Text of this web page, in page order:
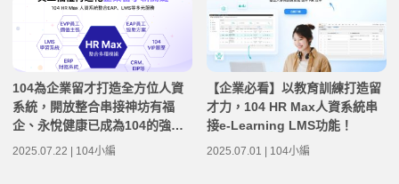
104為企業留才打造全方位人資
系統，開放整合串接神坊有福
企、永悅健康已成為104的強力
夥伴
2025.07.22 | 104小編
【企業必看】以教育訓練打造留
才力，104 HR Max人資系統串
接e-Learning LMS功能！
2025.07.01 | 104小編